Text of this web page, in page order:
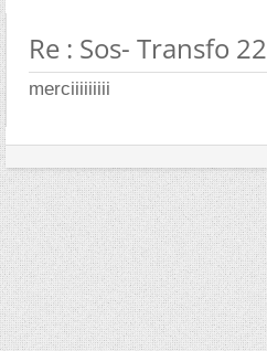
Re : Sos- Transfo
merciiiiiiiii